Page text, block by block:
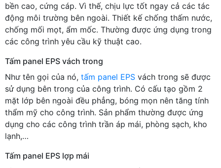
bền cao, cứng cáp. Vì thế, chịu lực tốt ngay cả các tác
động môi trường bên ngoài. Thiết kế chống thấm nước,
chống mối mọt, ẩm mốc. Thường được ứng dụng trong
các công trình yêu cầu kỹ thuật cao.
Tấm panel EPS vách trong
Như tên gọi của nó, tấm panel EPS vách trong sẽ được
sử dụng bên trong của công trình. Có cấu tạo gồm 2
mặt lớp bên ngoài đều phẳng, bóng mọn nên tăng tính
thẩm mỹ cho công trình. Sản phẩm thường được ứng
dụng cho các công trình trần áp mái, phòng sạch, kho
lạnh,…
Tấm panel EPS lợp mái